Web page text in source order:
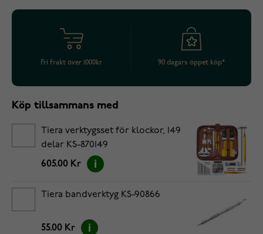
Fri frakt över 1000kr 90 dagars öppet köp*
Köp tillsammans med
Tiera verktygsset för klockor, 149
delar KS-870149
605.00 Kr
Tiera bandverktyg KS-90866
55.00 Kr